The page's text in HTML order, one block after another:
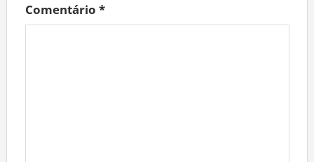
Comentário *